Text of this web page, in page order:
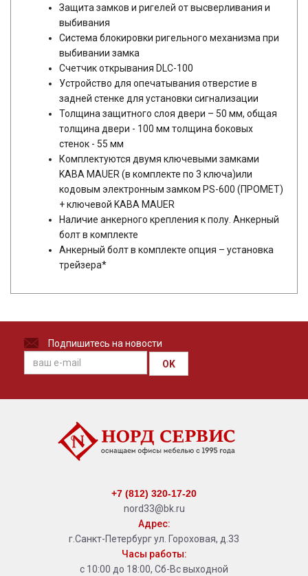
Защита замков и ригелей от высверливания и
выбивания
Система блокировки ригельного механизма при
выбивании замка
Счетчик открывания DLC-100
Устройство для опечатывания отверстие в
задней стенке для установки сигнализации
Толщина защитного слоя двери – 50 мм, общая
толщина двери - 100 мм толщина боковых
стенок - 55 мм
Комплектуются двумя ключевыми замками
KABA MAUER (в комплекте по 3 ключа)или
кодовым электронным замком PS-600 (ПРОМЕТ)
+ ключевой KABA MAUER
Наличие анкерного крепления к полу. Анкерный
болт в комплекте
Анкерный болт в комплекте опция – установка
трейзера*
Подпишитесь на новости
OK
+7 (812) 320-17-20
nord33@bk.ru
Адрес:
г.Санкт-Петербург ул. Гороховая, д.33
Часы работы:
с 10:00 до 18:00, Сб-Вс выходной